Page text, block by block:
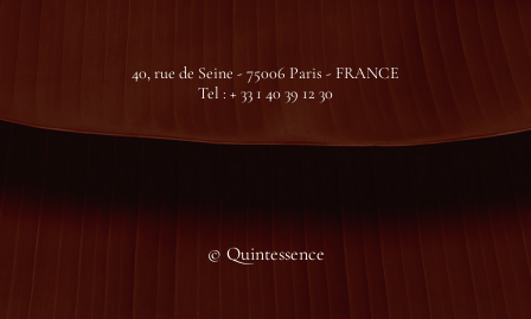
40, rue de Seine - 75006 Paris - FRANCE
Tel : + 33 1 40 39 12 30
© Quintessence